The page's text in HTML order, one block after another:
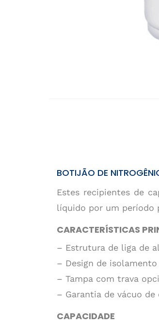
BOTIJÃO DE
Estes recipientes de
líquido por um período
CARACTERÍSTICAS
– Estrutura de liga de
– Design de
– Tampa com trava
– Garantia de vácuo de
CAPACIDADE